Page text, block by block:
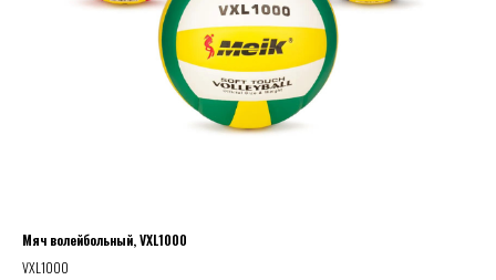
Мяч волейбольный, VXL1000
VXL1000